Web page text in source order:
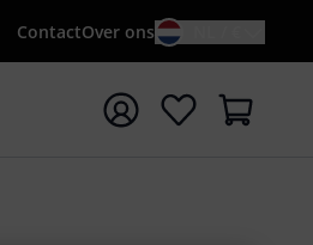
ContactOver ons